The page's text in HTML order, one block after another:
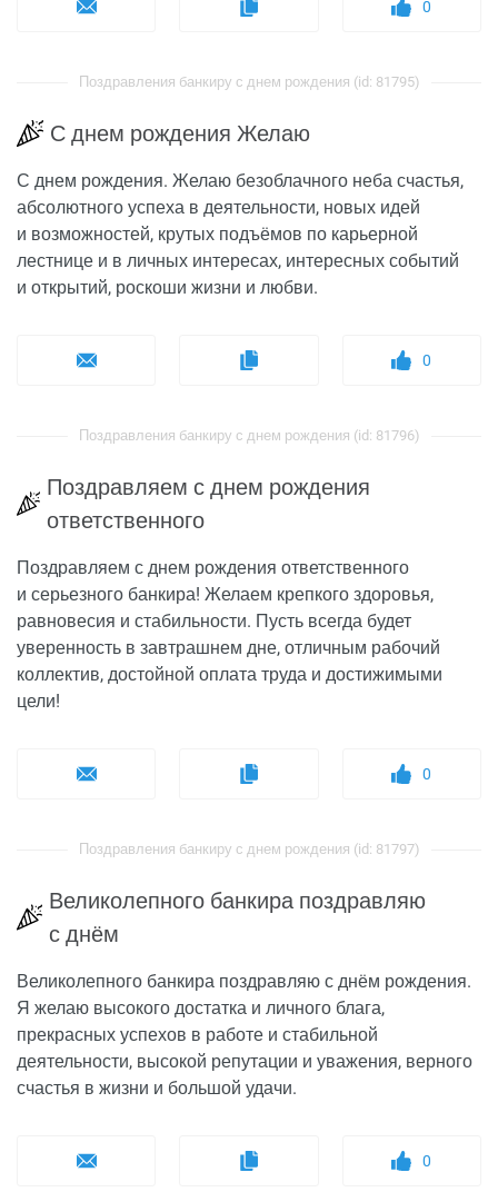
0
Поздравления банкиру с днем рождения (id: 81795)
С днем рождения Желаю
С днем рождения. Желаю безоблачного неба счастья,
абсолютного успеха в деятельности, новых идей
и возможностей, крутых подъёмов по карьерной
лестнице и в личных интересах, интересных событий
и открытий, роскоши жизни и любви.
0
Поздравления банкиру с днем рождения (id: 81796)
Поздравляем с днем рождения
ответственного
Поздравляем с днем рождения ответственного
и серьезного банкира! Желаем крепкого здоровья,
равновесия и стабильности. Пусть всегда будет
уверенность в завтрашнем дне, отличным рабочий
коллектив, достойной оплата труда и достижимыми
цели!
0
Поздравления банкиру с днем рождения (id: 81797)
Великолепного банкира поздравляю
с днём
Великолепного банкира поздравляю с днём рождения.
Я желаю высокого достатка и личного блага,
прекрасных успехов в работе и стабильной
деятельности, высокой репутации и уважения, верного
счастья в жизни и большой удачи.
0